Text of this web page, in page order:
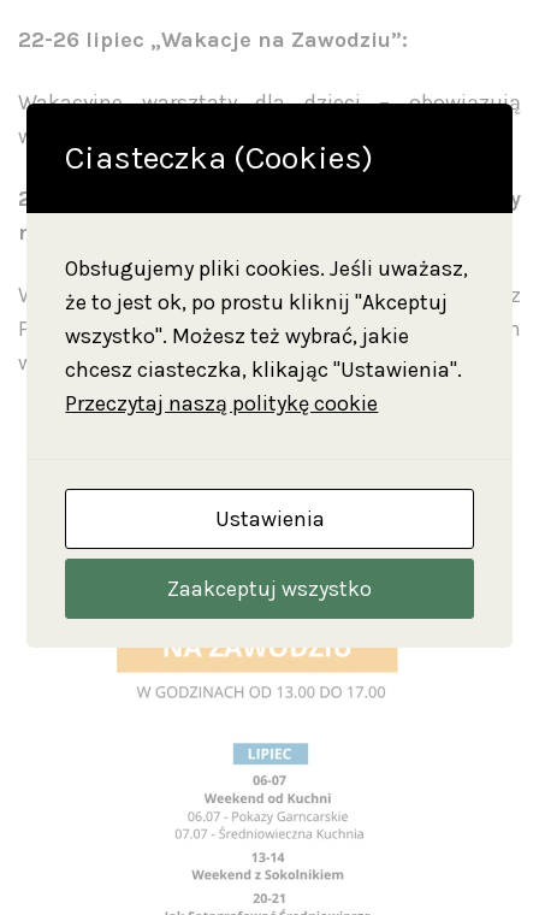
22-26 lipiec „Wakacje na Zawodziu”:
Wakacyjne warsztaty dla dzieci – obowiązują
wcześniejsze zapisy.
27-28 lipiec godz: 13.00 – 17.00 „Weekendy
rodzinne”:
Weterani Grunwaldzkiej Victorii – Rekonstruktorzy z
Poczetu Wierzbięty z Krotoszyna odtworzą przełom
wieku XIV i XV.
Ciasteczka (Cookies)
Obsługujemy pliki cookies. Jeśli uważasz,
że to jest ok, po prostu kliknij "Akceptuj
wszystko". Możesz też wybrać, jakie
chcesz ciasteczka, klikając "Ustawienia".
Przeczytaj naszą politykę cookie
Ustawienia
Zaakceptuj wszystko